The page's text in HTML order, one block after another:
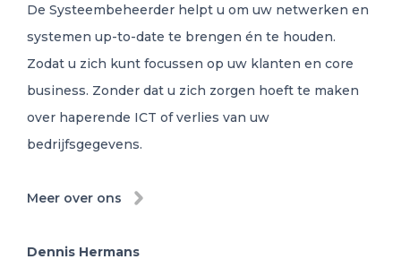
De Systeembeheerder helpt u om uw netwerken en
systemen up-to-date te brengen én te houden.
Zodat u zich kunt focussen op uw klanten en core
business. Zonder dat u zich zorgen hoeft te maken
over haperende ICT of verlies van uw
bedrijfsgegevens.
Meer over ons
Dennis Hermans